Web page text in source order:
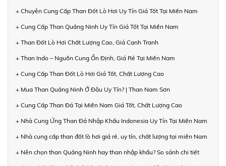
+ Chuyên Cung Cấp Than Đốt Lò Hơi Uy Tín Giá Tốt Tại Miền Nam
+ Cung Cấp Than Quảng Ninh Uy Tín Giá Tốt Tại Miền Nam
+ Than Đốt Lò Hơi Chất Lượng Cao, Giá Cạnh Tranh
+ Than Indo – Nguồn Cung Ổn Định, Giá Rẻ Tại Miền Nam
+ Cung Cấp Than Đốt Lò Hơi Giá Tốt, Chất Lượng Cao
+ Mua Than Quảng Ninh Ở Đâu Uy Tín? | Than Nam Sơn
+ Cung Cấp Than Đá Tại Miền Nam Giá Tốt, Chất Lượng Cao
+ Nhà Cung Ứng Than Đá Nhập Khẩu Indonesia Uy Tín Tại Miền Nam
+ Nhà cung cấp than đốt lò hơi giá rẻ, uy tín, chất lượng tại miền Nam
+ Nên chọn than Quảng Ninh hay than nhập khẩu? So sánh chi tiết